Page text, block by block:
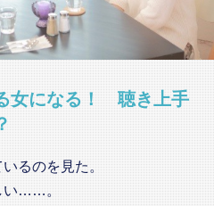
女になる！ 聴き上手
るのを見た。
い……。